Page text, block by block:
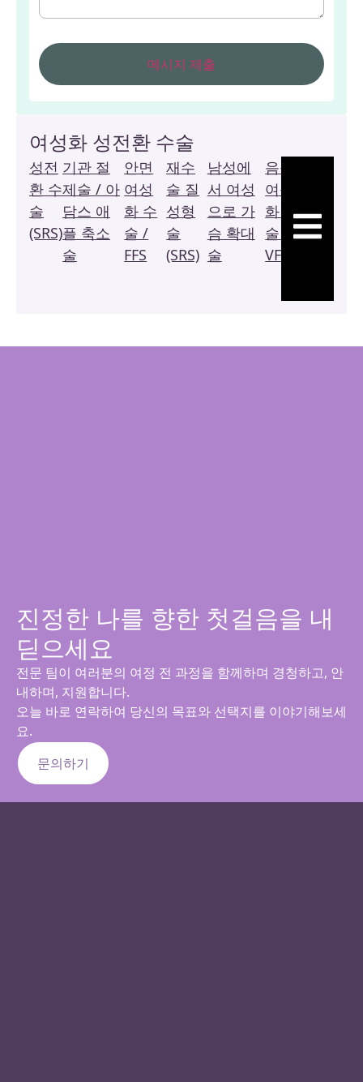
여성화 성전환 수술
성전
환 수
술
(SRS)
기관 절
제술 / 아
담스 애
플 축소
술
안면
여성
화 수
술 /
FFS
재수
술 질
성형
술
(SRS)
남성에
서 여성
으로 가
슴 확대
술
음성
여성
화 수
술 /
VFS
질
성
햄버거 토
진정한 나를 향한 첫걸음을 내
딛으세요
전문 팀이 여러분의 여정 전 과정을 함께하며 경청하고, 안
내하며, 지원합니다.
오늘 바로 연락하여 당신의 목표와 선택지를 이야기해보세
요.
문의하기